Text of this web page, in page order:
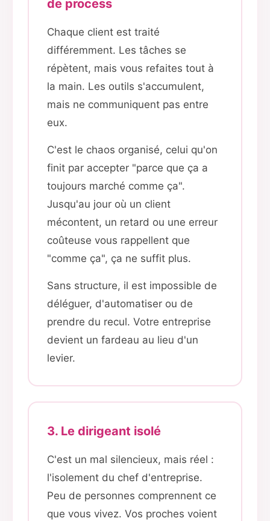
de process
Chaque client est traité
différemment. Les tâches se
répètent, mais vous refaites tout à
la main. Les outils s'accumulent,
mais ne communiquent pas entre
eux.
C'est le chaos organisé, celui qu'on
finit par accepter "parce que ça a
toujours marché comme ça".
Jusqu'au jour où un client
mécontent, un retard ou une erreur
coûteuse vous rappellent que
"comme ça", ça ne suffit plus.
Sans structure, il est impossible de
déléguer, d'automatiser ou de
prendre du recul. Votre entreprise
devient un fardeau au lieu d'un
levier.
3. Le dirigeant isolé
C'est un mal silencieux, mais réel :
l'isolement du chef d'entreprise.
Peu de personnes comprennent ce
que vous vivez. Vos proches voient